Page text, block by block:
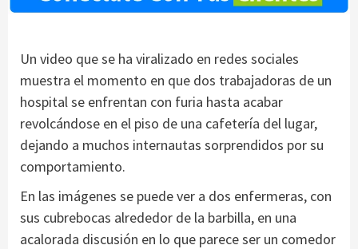
Un video que se ha viralizado en redes sociales
muestra el momento en que dos trabajadoras de un
hospital se enfrentan con furia hasta acabar
revolcándose en el piso de una cafetería del lugar,
dejando a muchos internautas sorprendidos por su
comportamiento.
En las imágenes se puede ver a dos enfermeras, con
sus cubrebocas alrededor de la barbilla, en una
acalorada discusión en lo que parece ser un comedor